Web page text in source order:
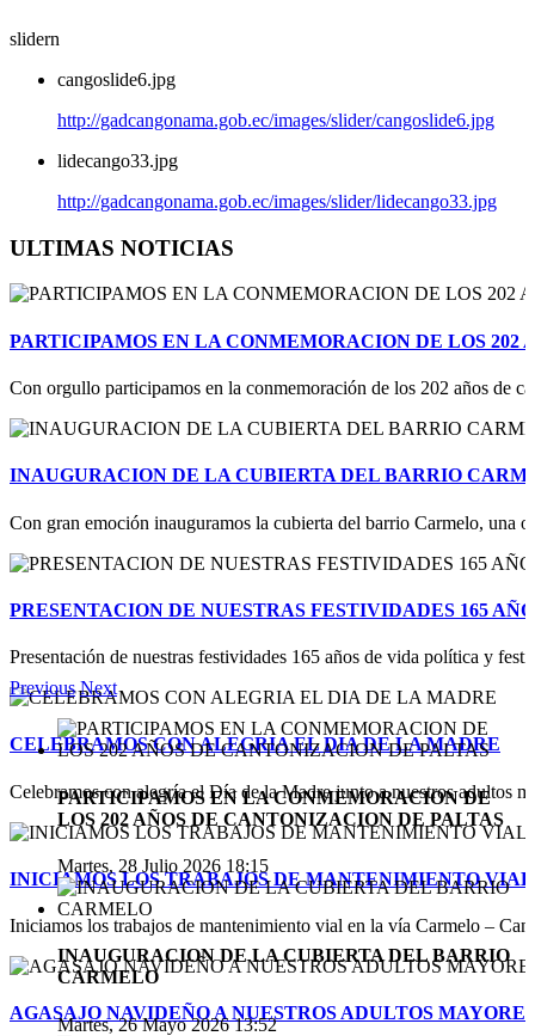
slidern
cangoslide6.jpg
http://gadcangonama.gob.ec/images/slider/cangoslide6.jpg
lidecango33.jpg
http://gadcangonama.gob.ec/images/slider/lidecango33.jpg
ULTIMAS NOTICIAS
PARTICIPAMOS EN LA CONMEMORACION DE LOS 202
Con orgullo participamos en la conmemoración de los 202 años de
INAUGURACION DE LA CUBIERTA DEL BARRIO
Con gran emoción inauguramos la cubierta del barrio Carmelo, una
PRESENTACION DE NUESTRAS FESTIVIDADES 165
Presentación de nuestras festividades 165 años de vida política y
CELEBRAMOS CON ALEGRIA EL DIA DE LA MADRE
Celebramos con alegría el Día de la Madre junto a nuestros adultos
INICIAMOS LOS TRABAJOS DE MANTENIMIENTO
Iniciamos los trabajos de mantenimiento vial en la vía Carmelo –
AGASAJO NAVIDEÑO A NUESTROS ADULTOS
Previous Next
PARTICIPAMOS EN LA CONMEMORACION DE
LOS 202 AÑOS DE CANTONIZACION DE PALTAS
Martes, 28 Julio 2026 18:15
INAUGURACION DE LA CUBIERTA DEL BARRIO
CARMELO
Martes, 26 Mayo 2026 13:52